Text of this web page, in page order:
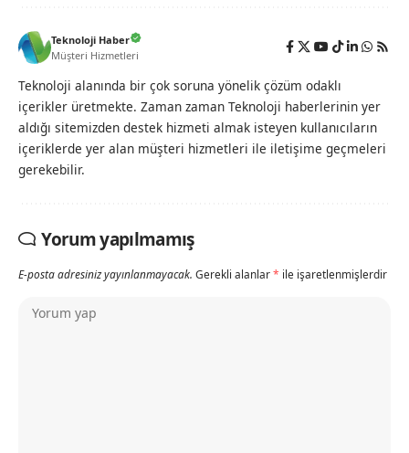
Teknoloji Haber
Müşteri Hizmetleri
Teknoloji alanında bir çok soruna yönelik çözüm odaklı
içerikler üretmekte. Zaman zaman Teknoloji haberlerinin yer
aldığı sitemizden destek hizmeti almak isteyen kullanıcıların
içeriklerde yer alan müşteri hizmetleri ile iletişime geçmeleri
gerekebilir.
Yorum yapılmamış
E-posta adresiniz yayınlanmayacak. Gerekli alanlar* ile işaretlenmişlerdir